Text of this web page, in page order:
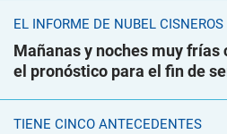
EL INFORME DE NUBEL CISNEROS
Mañanas y noches muy frías
el pronóstico para el fin de
TIENE CINCO ANTECEDENTES